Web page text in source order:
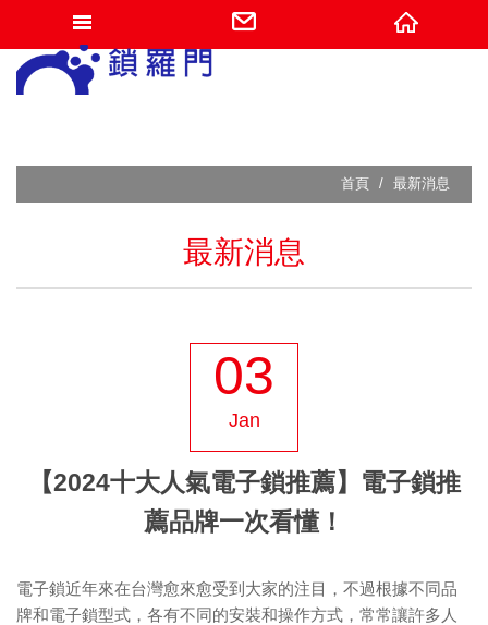
網站名稱
首頁 最新消息
最新消息
03
Jan
【2024十大人氣電子鎖推薦】電子鎖推
薦品牌一次看懂！
電子鎖近年來在台灣愈來愈受到大家的注目，不過根據不同品
牌和電子鎖型式，各有不同的安裝和操作方式，常常讓許多人